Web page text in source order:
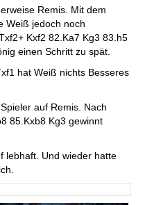
Remis. Mit dem
Weiß jedoch noch
Kxf2 82.Ka7 Kg3 83.h5
einen Schritt zu spät.
hat Weiß nichts Besseres
auf Remis. Nach
85.Kxb8 Kg3 gewinnt
lebhaft. Und wieder hatte